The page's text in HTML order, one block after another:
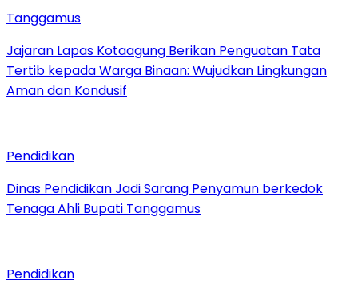
Tanggamus
Jajaran Lapas Kotaagung Berikan Penguatan Tata
Tertib kepada Warga Binaan: Wujudkan Lingkungan
Aman dan Kondusif
Pendidikan
Dinas Pendidikan Jadi Sarang Penyamun berkedok
Tenaga Ahli Bupati Tanggamus
Pendidikan